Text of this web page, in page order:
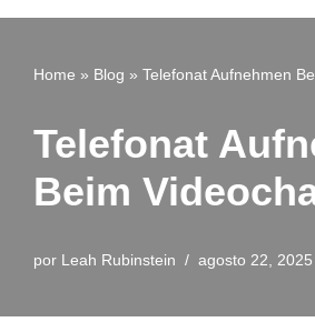
Home » Blog » Telefonat Aufnehmen
Telefonat
Beim
por Leah Rubinstein agosto 22, 2025